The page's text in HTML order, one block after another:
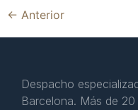
← Anterior
Despacho
Barcelona. Más de